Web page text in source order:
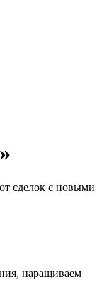
сделок с новыми
наращиваем